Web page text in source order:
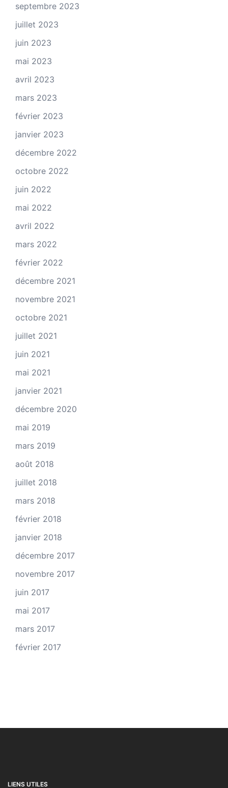
septembre 2023
juillet 2023
juin 2023
mai 2023
avril 2023
mars 2023
février 2023
janvier 2023
décembre 2022
octobre 2022
juin 2022
mai 2022
avril 2022
mars 2022
février 2022
décembre 2021
novembre 2021
octobre 2021
juillet 2021
juin 2021
mai 2021
janvier 2021
décembre 2020
mai 2019
mars 2019
août 2018
juillet 2018
mars 2018
février 2018
janvier 2018
décembre 2017
novembre 2017
juin 2017
mai 2017
mars 2017
février 2017
LIENS UTILES